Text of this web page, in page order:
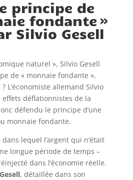
principe de
fondante »
Silvio Gesell
naturel », Silvio Gesell
de « monnaie fondante »,
L’économiste allemand Silvio
effets déflationnistes de la
défendu le principe d’une
monnaie fondante.
dans lequel l’argent qui n’était
longue période de temps –
dans l’économie réelle.
, détaillée dans son